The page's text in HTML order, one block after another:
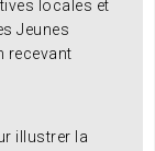
locales et
Jeunes
recevant
illustrer la